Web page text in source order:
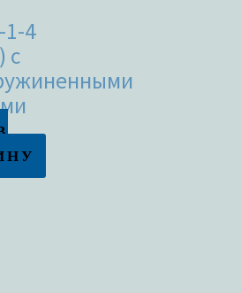
1-4
с